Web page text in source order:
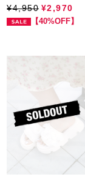
¥4,950 ¥2,970
【40%OFF】